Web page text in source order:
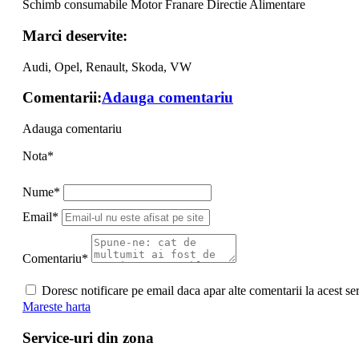
Schimb consumabile Motor Franare Directie Alimentare
Marci deservite:
Audi, Opel, Renault, Skoda, VW
Comentarii:Adauga comentariu
Adauga comentariu
Nota*
Nume*
Email*
Comentariu*
Doresc notificare pe email daca apar alte comentarii la acest
Mareste harta
Service-uri din zona